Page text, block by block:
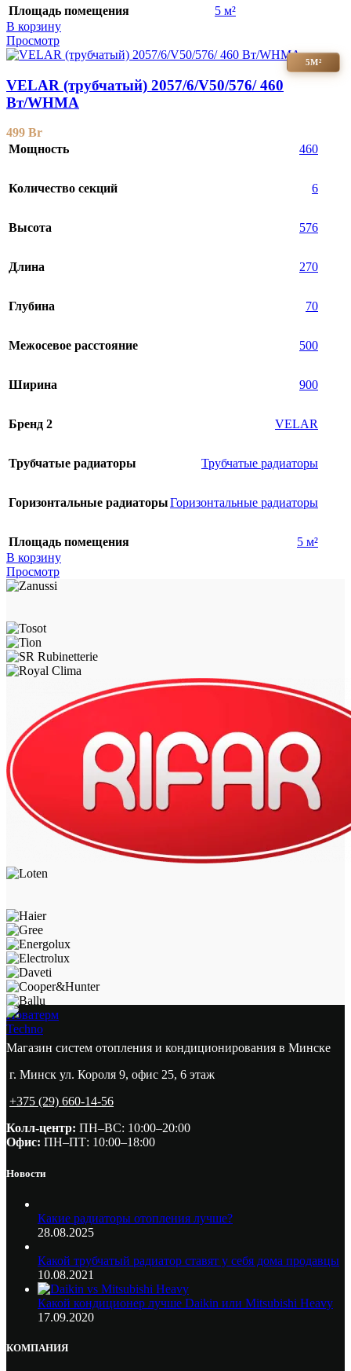
Площадь помещения
5 м²
В корзину
Просмотр
5М²
VELAR (трубчатый) 2057/6/V50/576/ 460
Bт/WHMA
499 Br
Мощность
460
Количество секций 6
Высота 576
Длина 270
Глубина 70
Межосевое расстояние 500
Ширина 900
Бренд 2 VELAR
Трубчатые радиаторы Трубчатые радиаторы
Горизонтальные радиаторыГоризонтальные радиаторы
Площадь помещения
5 м²
В корзину
Просмотр
Новатерм
Techno
Магазин систем отопления и кондиционирования в Минске
г. Минск ул. Короля 9, офис 25, 6 этаж
+375 (29) 660-14-56
Колл-центр: ПН–ВС: 10:00–20:00​
Офис: ПН–ПТ: 10:00–18:00
Новости
Какие радиаторы отопления лучше?
28.08.2025
Какой трубчатый радиатор ставят у себя дома продавцы
10.08.2021
Какой кондиционер лучше Daikin или Mitsubishi Heavy
17.09.2020
КОМПАНИЯ